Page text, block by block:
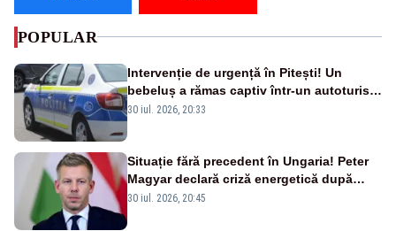
POPULAR
Intervenție de urgență în Pitești! Un
bebeluș a rămas captiv într-un autoturism
din cauza unei defecțiuni
30 iul. 2026, 20:33
Situație fără precedent în Ungaria! Peter
Magyar declară criză energetică după
oprirea centralei de la Paks
30 iul. 2026, 20:45